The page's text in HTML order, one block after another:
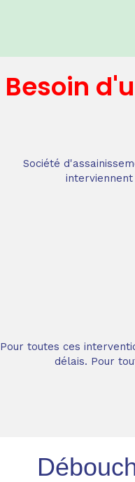
Besoin
Société
Pour toutes ces
délais. Pour